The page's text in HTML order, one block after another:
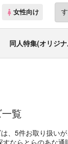
女性向け
同人特集(オリジ
覧
、5件お取り扱い
ならとらのあな通